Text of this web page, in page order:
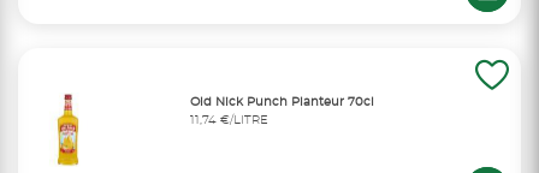
Old Nick Punch Planteur 70cl
11,74 €/LITRE